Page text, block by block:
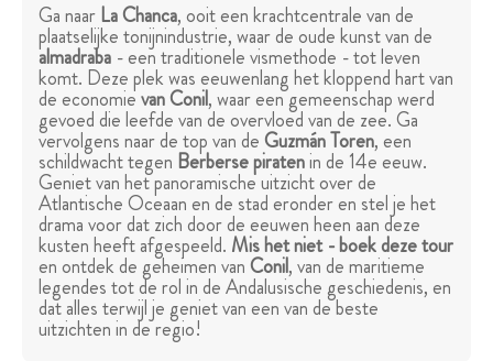
Ga naarLa Chanca, ooit een krachtcentrale van de
plaatselijke tonijnindustrie, waar de oude kunst van de
almadraba - een traditionele vismethode - tot leven
komt. Deze plek was eeuwenlang het kloppend hart van
de economievan Conil, waar een gemeenschap werd
gevoed die leefde van de overvloed van de zee. Ga
vervolgens naar de top van deGuzmán Toren, een
schildwacht tegen Berberse piratenin de 14e eeuw.
Geniet van het panoramische uitzicht over de
Atlantische Oceaan en de stad eronder en stel je het
drama voor dat zich door de eeuwen heen aan deze
kusten heeft afgespeeld. Mis het niet - boek deze tour
en ontdek de geheimen vanConil, van de maritieme
legendes tot de rol in de Andalusische geschiedenis, en
dat alles terwijl je geniet van een van de beste
uitzichten in de regio!